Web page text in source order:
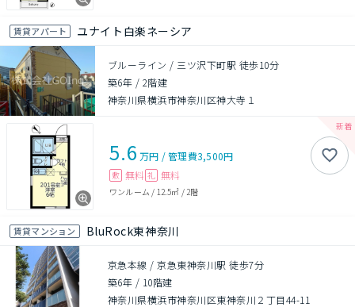
賃貸アパート ユナイト白楽ネーシア
ブルーライン / 三ツ沢下町駅 徒歩10分
築6年 / 2階建
神奈川県横浜市神奈川区神大寺１
5.6 万円 /管理費3,500円
敷 無料 礼 無料
ワンルーム / 12.5㎡ / 2階
賃貸マンション BluRock東神奈川
京急本線 / 京急東神奈川駅 徒歩7分
築6年 / 10階建
神奈川県横浜市神奈川区東神奈川２丁目44-11